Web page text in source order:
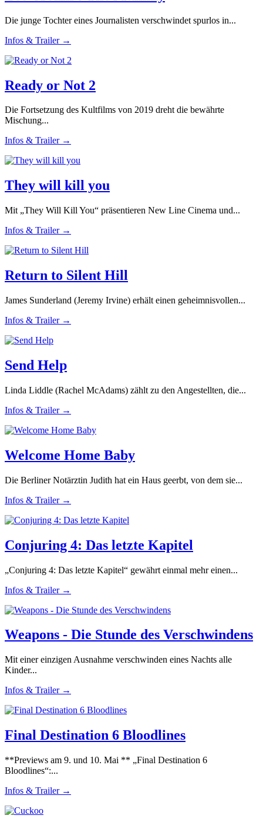
Die junge Tochter eines Journalisten verschwindet spurlos in...
Infos & Trailer →
Ready or Not 2
Die Fortsetzung des Kultfilms von 2019 dreht die bewährte
Mischung...
Infos & Trailer →
They will kill you
Mit „They Will Kill You“ präsentieren New Line Cinema und...
Infos & Trailer →
Return to Silent Hill
James Sunderland (Jeremy Irvine) erhält einen geheimnisvollen...
Infos & Trailer →
Send Help
Linda Liddle (Rachel McAdams) zählt zu den Angestellten, die...
Infos & Trailer →
Welcome Home Baby
Die Berliner Notärztin Judith hat ein Haus geerbt, von dem sie...
Infos & Trailer →
Conjuring 4: Das letzte Kapitel
„Conjuring 4: Das letzte Kapitel“ gewährt einmal mehr einen...
Infos & Trailer →
Weapons - Die Stunde des Verschwindens
Mit einer einzigen Ausnahme verschwinden eines Nachts alle
Kinder...
Infos & Trailer →
Final Destination 6 Bloodlines
**Previews am 9. und 10. Mai ** „Final Destination 6
Bloodlines“:...
Infos & Trailer →